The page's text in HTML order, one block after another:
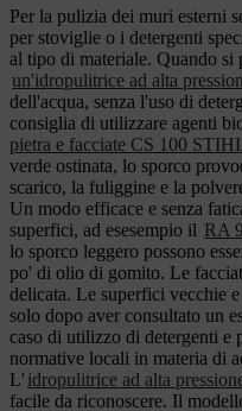
Per la pulizia dei muri esterni
per stoviglie o i detergenti
al tipo di materiale. Quando si
un'idropulitrice ad alta
dell'acqua, senza l'uso di
consiglia di utilizzare agenti
pietra e facciate CS 100
verde ostinata, lo sporco
scarico, la fuliggine e la
Un modo efficace e senza
superfici, ad esesempio il RA
lo sporco leggero possono
po' di olio di gomito. Le
delicata. Le superfici vecchie
solo dopo aver consultato un
caso di utilizzo di detergenti e
normative locali in materia di
L' idropulitrice ad alta
facile da riconoscere. Il